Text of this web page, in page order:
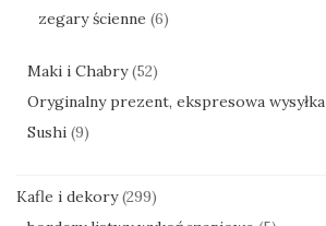
zegary ścienne (6)
Maki i Chabry (52)
Oryginalny prezent, ekspresowa wysyłka
Sushi (9)
Kafle i dekory (299)